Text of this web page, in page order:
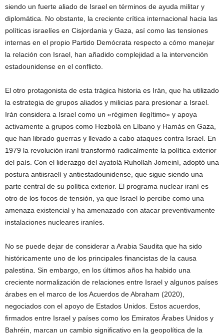
siendo un fuerte aliado de Israel en términos de ayuda militar y
diplomática. No obstante, la creciente crítica internacional hacia las
políticas israelíes en Cisjordania y Gaza, así como las tensiones
internas en el propio Partido Demócrata respecto a cómo manejar
la relación con Israel, han añadido complejidad a la intervención
estadounidense en el conflicto.
El otro protagonista de esta trágica historia es Irán, que ha utilizado
la estrategia de grupos aliados y milicias para presionar a Israel.
Irán considera a Israel como un «régimen ilegítimo» y apoya
activamente a grupos como Hezbolá en Líbano y Hamás en Gaza,
que han librado guerras y llevado a cabo ataques contra Israel. En
1979 la revolución iraní transformó radicalmente la política exterior
del país. Con el liderazgo del ayatolá Ruhollah Jomeiní, adoptó una
postura antiisraelí y antiestadounidense, que sigue siendo una
parte central de su política exterior. El programa nuclear iraní es
otro de los focos de tensión, ya que Israel lo percibe como una
amenaza existencial y ha amenazado con atacar preventivamente
instalaciones nucleares iraníes.
No se puede dejar de considerar a Arabia Saudita que ha sido
históricamente uno de los principales financistas de la causa
palestina. Sin embargo, en los últimos años ha habido una
creciente normalización de relaciones entre Israel y algunos países
árabes en el marco de los Acuerdos de Abraham (2020),
negociados con el apoyo de Estados Unidos. Estos acuerdos,
firmados entre Israel y países como los Emiratos Árabes Unidos y
Bahréin, marcan un cambio significativo en la geopolítica de la